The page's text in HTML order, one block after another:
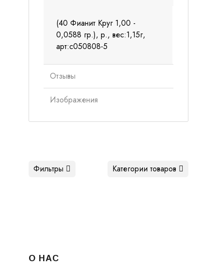
(40 Фианит Круг 1,00 -
0,0588 гр.), р., вес:1,15г,
арт:с050808-5
Отзывы
Изображения
Категории товаров
Фильтры
О НАС